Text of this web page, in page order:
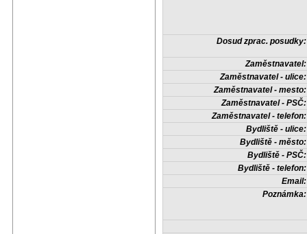
Dosud zprac. posudky:
Zaměstnavatel:
Zaměstnavatel - ulice:
Zaměstnavatel - mesto:
Zaměstnavatel - PSČ:
Zaměstnavatel - telefon:
Bydliště - ulice:
Bydliště - město:
Bydliště - PSČ:
Bydliště - telefon:
Email:
Poznámka: